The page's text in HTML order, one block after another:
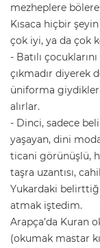
mezheplere
Kısaca hiçbir
çok iyi, ya da çok
- Batılı
çıkmadır diyerek
üniforma
alırlar.
- Dinci, sadece
yaşayan, dini
ticani görünüşlü,
taşra uzantısı,
Yukardaki
atmak iştedim.
Arapça’da Kuran
(okumak mastar